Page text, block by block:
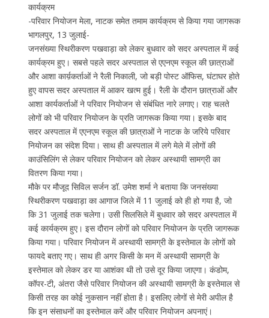
कार्यक्रम
-परिवार नियोजन मेला, नाटक समेत तमाम कार्यक्रम से किया गया जागरूक
भागलपुर, 13 जुलाई-
जनसंख्या स्थिरीकरण पखवाड़ा को लेकर बुधवार को सदर अस्पताल में कई
कार्यक्रम हुए। सबसे पहले सदर अस्पताल से एएनएम स्कूल की छात्राओं
और आशा कार्य़कर्ताओं ने रैली निकाली, जो बड़ी पोस्ट ऑफिस, घंटाघर होते
हुए वापस सदर अस्पताल में आकर खत्म हुई। रैली के दौरान छात्राओं और
आशा कार्यकर्ताओं ने परिवार नियोजन से संबंधित नारे लगाए। राह चलते
लोगों को भी परिवार नियोजन के प्रति जागरूक किया गया। इसके बाद
सदर अस्पताल में एएनएम स्कूल की छात्राओं ने नाटक के जरिये परिवार
नियोजन का संदेश दिया। साथ ही अस्पताल में लगे मेले में लोगों की
काउंसिलिंग से लेकर परिवार नियोजन को लेकर अस्थायी सामग्री का
वितरण किया गया।
मौके पर मौजूद सिविल सर्जन डॉ. उमेश शर्मा ने बताया कि जनसंख्या
स्थिरीकरण पखवाड़ा का आगाज जिले में 11 जुलाई को ही हो गया है, जो
कि 31 जुलाई तक चलेगा। उसी सिलसिले में बुधवार को सदर अस्पताल में
कई कार्यक्रम हुए। इस दौरान लोगों को परिवार नियोजन के प्रति जागरूक
किया गया। परिवार नियोजन में अस्थायी सामग्री के इस्तेमाल के लोगों को
फायदे बताए गए। साथ ही अगर किसी के मन में अस्थायी सामग्री के
इस्तेमाल को लेकर डर या आशंका थी तो उसे दूर किया जाएगा। कंडोम,
कॉपर-टी, अंतरा जैसे परिवार नियोजन की अस्थायी सामग्री के इस्तेमाल से
किसी तरह का कोई नुकसान नहीं होता है। इसलिए लोगों से मेरी अपील है
कि इन संसाधनों का इस्तेमाल करें और परिवार नियोजन अपनाएं।